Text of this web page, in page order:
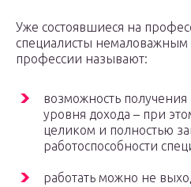
Уже состоявшиеся на
специалисты
профессии называют:
возможность
уровня дохода – при
целиком и полностью
работоспособности
работать можно не